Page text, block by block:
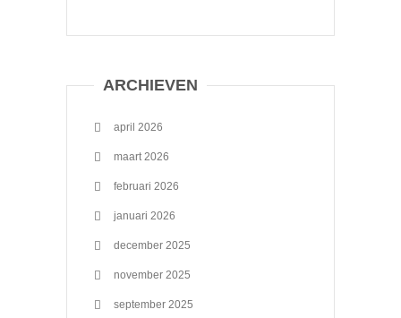
ARCHIEVEN
april 2026
maart 2026
februari 2026
januari 2026
december 2025
november 2025
september 2025